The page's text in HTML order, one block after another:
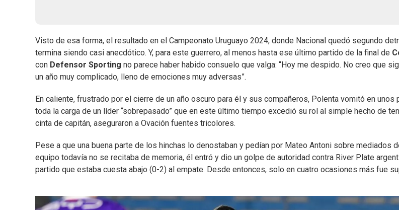
Visto de esa forma, el resultado en el Campeonato Uruguayo 2024, donde Nacional quedó segundo
termina siendo casi anecdótico. Y, para este guerrero, al menos hasta ese último partido de la final de
con Defensor Sporting no parece haber habido consuelo que valga: “Hoy me despido. No creo que
un año muy complicado, lleno de emociones muy adversas”.
En caliente, frustrado por el cierre de un año oscuro para él y sus compañeros, Polenta vomitó en unos
toda la carga de un líder “sobrepasado” que en este último tiempo excedió su rol al simple hecho de
cinta de capitán, aseguraron a Ovación fuentes tricolores.
Pese a que una buena parte de los hinchas lo denostaban y pedían por Mateo Antoni sobre mediados
equipo todavía no se recitaba de memoria, él entró y dio un golpe de autoridad contra River Plate
partido que estaba cuesta abajo (0-2) al empate. Desde entonces, solo en cuatro ocasiones más fue